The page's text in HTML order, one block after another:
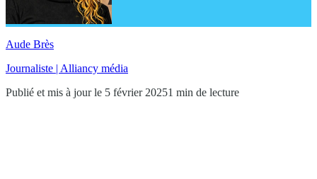
Aude Brès
Journaliste | Alliancy média
Publié et mis à jour le 5 février 20251 min de lecture